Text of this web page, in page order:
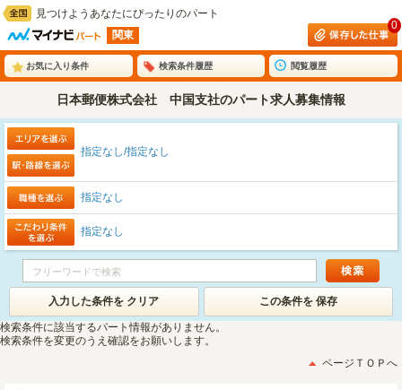
見つけようあなたにぴったりのパート
関東
0
お気に入り条件 検索条件履歴 閲覧履歴
日本郵便株式会社 中国支社のパート求人募集情報
指定なし/指定なし
指定なし
指定なし
入力した条件を クリア この条件を 保存
検索条件に該当するパート情報がありません。
検索条件を変更のうえ確認をお願いします。
ページＴＯＰへ